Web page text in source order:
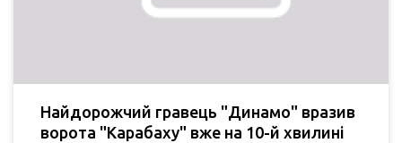
Найдорожчий гравець "Динамо" вразив
ворота "Карабаху" вже на 10-й хвилині